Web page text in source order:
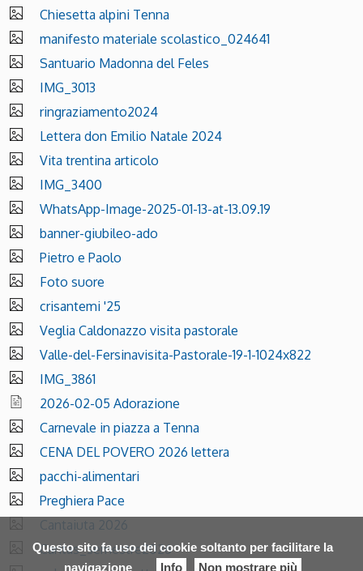
Questo sito fa uso dei cookie soltanto per facilitare la
navigazione
Info Non mostrare più
Chiesetta alpini Tenna
manifesto materiale scolastico_024641
Santuario Madonna del Feles
IMG_3013
ringraziamento2024
Lettera don Emilio Natale 2024
Vita trentina articolo
IMG_3400
WhatsApp-Image-2025-01-13-at-13.09.19
banner-giubileo-ado
Pietro e Paolo
Foto suore
crisantemi '25
Veglia Caldonazzo visita pastorale
Valle-del-Fersinavisita-Pastorale-19-1-1024x822
IMG_3861
2026-02-05 Adorazione
Carnevale in piazza a Tenna
CENA DEL POVERO 2026 lettera
pacchi-alimentari
Preghiera Pace
Cantaiuta 2026
Caritas_semestre2026